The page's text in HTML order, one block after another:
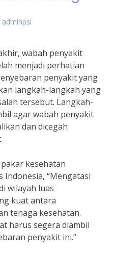
adminpsi
wabah penyakit
menjadi perhatian
penyakit yang
langkah-langkah yang
tersebut. Langkah-
agar wabah penyakit
dan dicegah
kesehatan
Indonesia, “Mengatasi
wilayah luas
kuat antara
tenaga kesehatan.
harus segera diambil
penyakit ini.”